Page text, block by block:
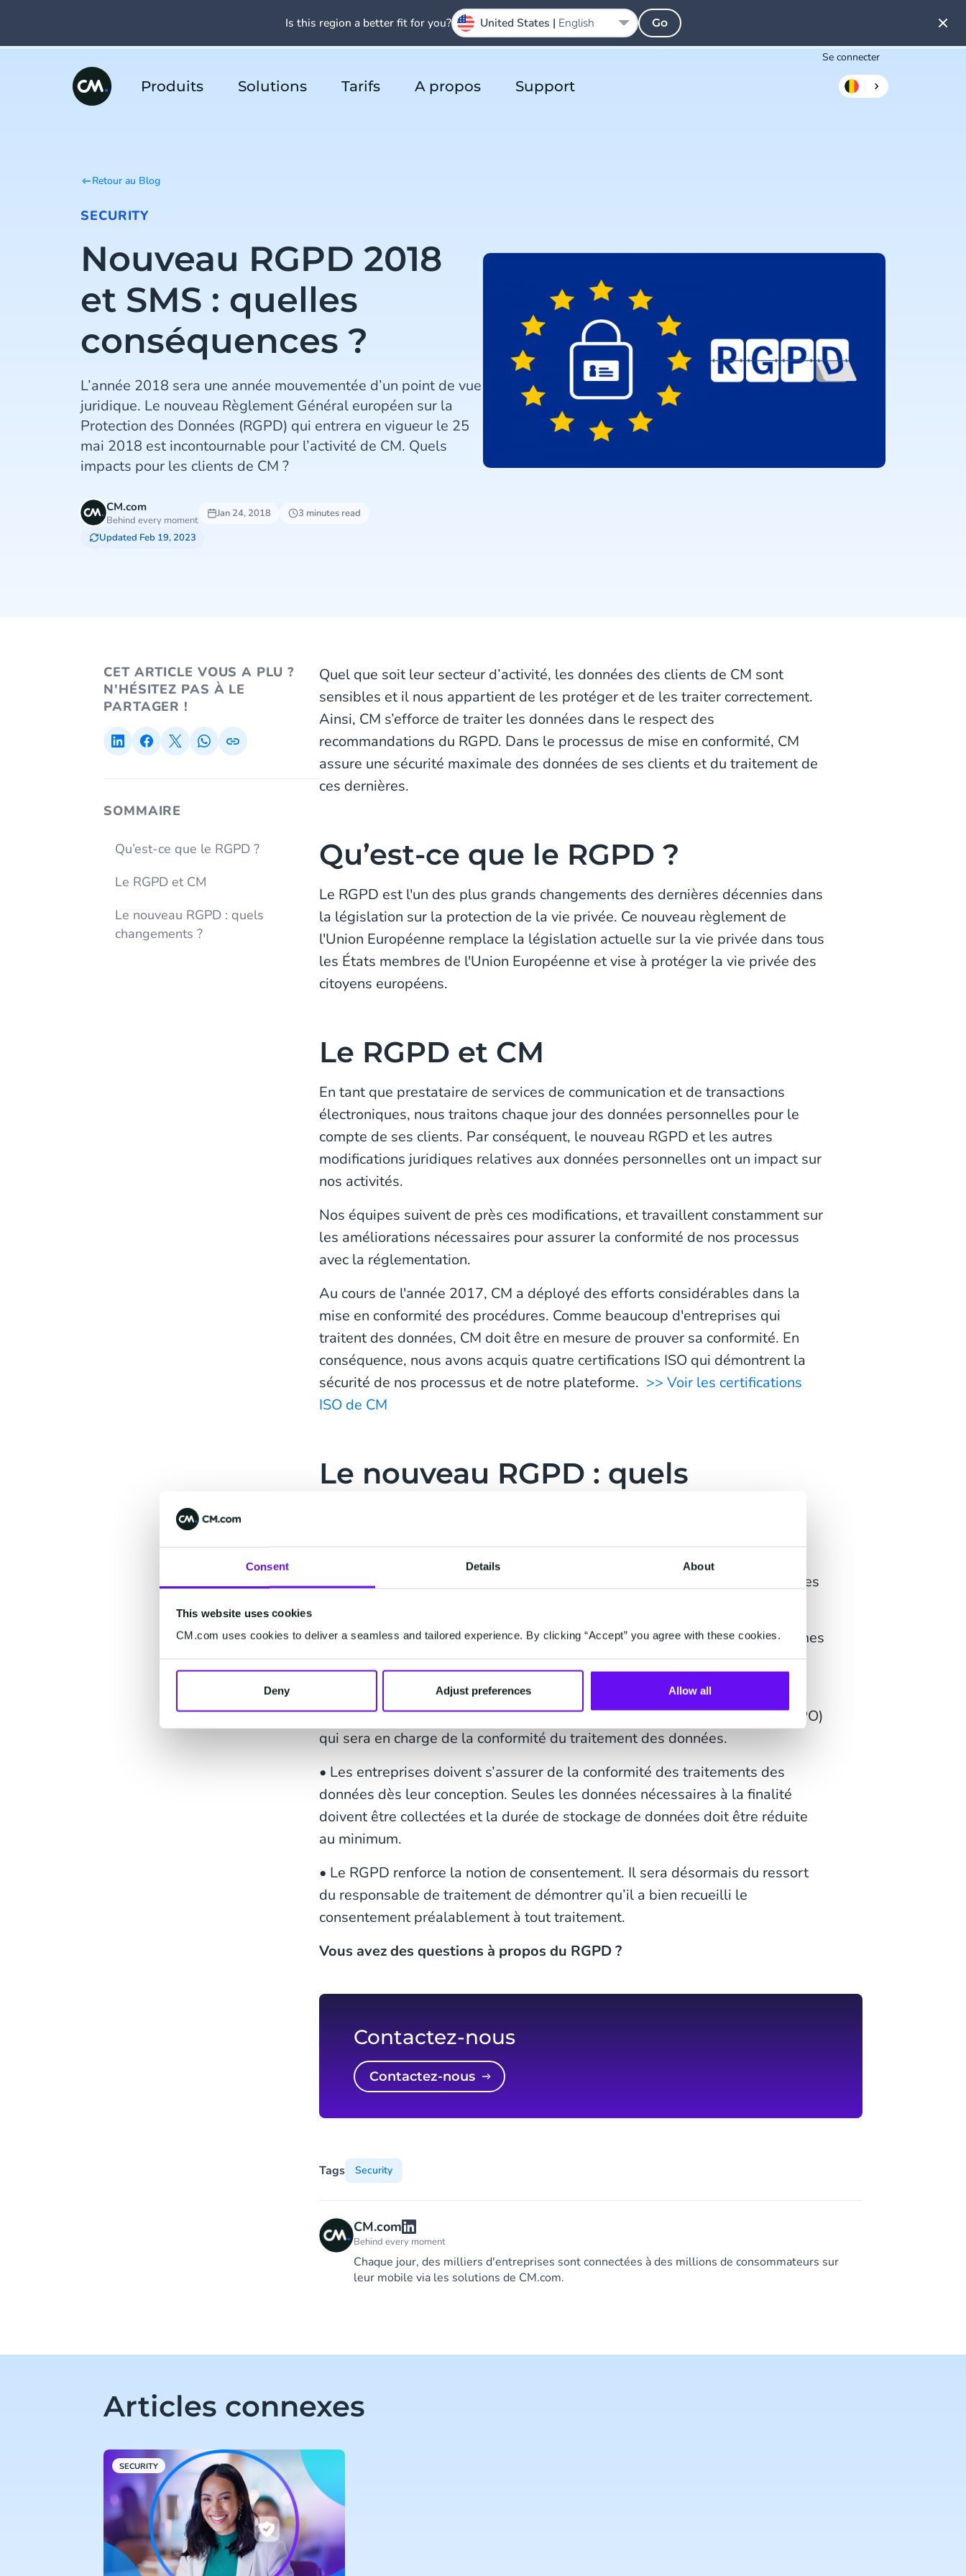
Consent Details About
This website uses cookies
CM.com uses cookies to deliver a seamless and tailored experience. By clicking “Accept” you agree with these cookies.
Deny Adjust preferences Allow all
Se connecter
Produits Solutions Tarifs A propos Support
Retour au Blog
SECURITY
Nouveau RGPD 2018
et SMS : quelles
conséquences ?
L’année 2018 sera une année mouvementée d’un point de vue
juridique. Le nouveau Règlement Général européen sur la
Protection des Données (RGPD) qui entrera en vigueur le 25
mai 2018 est incontournable pour l’activité de CM. Quels
impacts pour les clients de CM ?
CM.com
Behind every moment
Jan 24, 2018
3 minutes read
Updated Feb 19, 2023
CET ARTICLE VOUS A PLU ?
N'HÉSITEZ PAS À LE
PARTAGER !
SOMMAIRE
Qu’est-ce que le RGPD ?
Le RGPD et CM
Le nouveau RGPD : quels
changements ?
Quel que soit leur secteur d’activité, les données des clients de CM sont
sensibles et il nous appartient de les protéger et de les traiter correctement.
Ainsi, CM s’efforce de traiter les données dans le respect des
recommandations du RGPD. Dans le processus de mise en conformité, CM
assure une sécurité maximale des données de ses clients et du traitement de
ces dernières.
Qu’est-ce que le RGPD ?
Le RGPD est l'un des plus grands changements des dernières décennies dans
la législation sur la protection de la vie privée. Ce nouveau règlement de
l'Union Européenne remplace la législation actuelle sur la vie privée dans tous
les États membres de l'Union Européenne et vise à protéger la vie privée des
citoyens européens.
Le RGPD et CM
En tant que prestataire de services de communication et de transactions
électroniques, nous traitons chaque jour des données personnelles pour le
compte de ses clients. Par conséquent, le nouveau RGPD et les autres
modifications juridiques relatives aux données personnelles ont un impact sur
nos activités.
Nos équipes suivent de près ces modifications, et travaillent constamment sur
les améliorations nécessaires pour assurer la conformité de nos processus
avec la réglementation.
Au cours de l'année 2017, CM a déployé des efforts considérables dans la
mise en conformité des procédures. Comme beaucoup d'entreprises qui
traitent des données, CM doit être en mesure de prouver sa conformité. En
conséquence, nous avons acquis quatre certifications ISO qui démontrent la
sécurité de nos processus et de notre plateforme. >> Voir les certifications
ISO de CM
Le nouveau RGPD : quels
La nouveau RGPD impose des changements notamment :
• Les entreprises doivent assurer la sécurité et la confidentialité de toutes les
• Les entreprises doivent être en mesure de mettre en œuvre des mécanismes
et des procédures internes permettant de démontrer le respect des règles
relatives à la protection des données.
• Il est obligatoire de désigner un Délégué à la Protection des Données (DPO)
qui sera en charge de la conformité du traitement des données.
• Les entreprises doivent s’assurer de la conformité des traitements des
données dès leur conception. Seules les données nécessaires à la finalité
doivent être collectées et la durée de stockage de données doit être réduite
au minimum.
• Le RGPD renforce la notion de consentement. Il sera désormais du ressort
du responsable de traitement de démontrer qu’il a bien recueilli le
consentement préalablement à tout traitement.
Vous avez des questions à propos du RGPD ?
Contactez-nous
Contactez-nous
Tags Security
CM.com
Behind every moment
Chaque jour, des milliers d'entreprises sont connectées à des millions de consommateurs sur
leur mobile via les solutions de CM.com.
Articles connexes
SECURITY
Is this region a better fit for you? United States | English Go